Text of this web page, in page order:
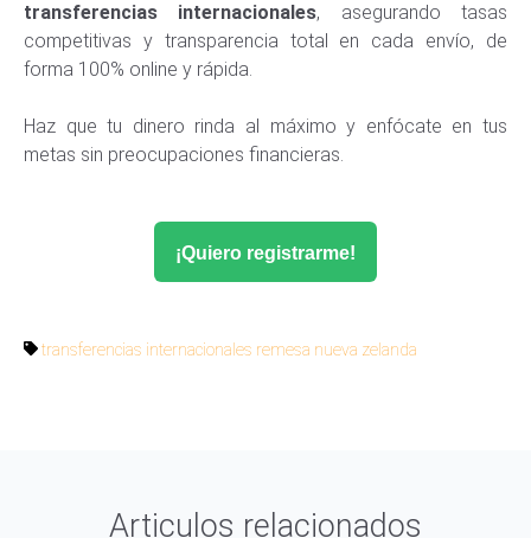
transferencias internacionales, asegurando tasas
competitivas y transparencia total en cada envío, de
forma 100% online y rápida.
Haz que tu dinero rinda al máximo y enfócate en tus
metas sin preocupaciones financieras.
¡Quiero registrarme!
transferencias internacionales remesa nueva zelanda
Articulos relacionados